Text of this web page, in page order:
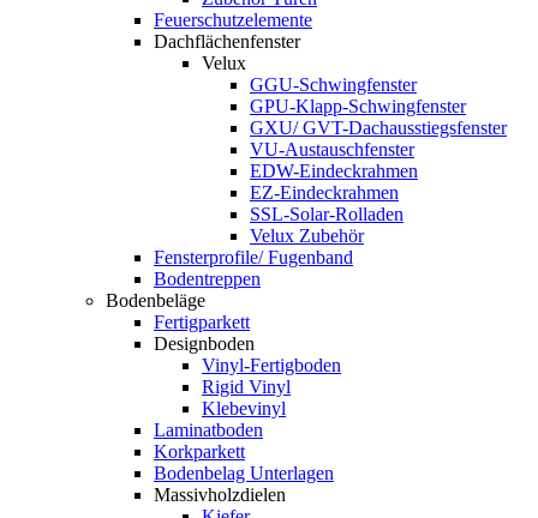
Feuerschutzelemente
Dachflächenfenster
Velux
GGU-Schwingfenster
GPU-Klapp-Schwingfenster
GXU/ GVT-Dachausstiegsfenster
VU-Austauschfenster
EDW-Eindeckrahmen
EZ-Eindeckrahmen
SSL-Solar-Rolladen
Velux Zubehör
Fensterprofile/ Fugenband
Bodentreppen
Bodenbeläge
Fertigparkett
Designboden
Vinyl-Fertigboden
Rigid Vinyl
Klebevinyl
Laminatboden
Korkparkett
Bodenbelag Unterlagen
Massivholzdielen